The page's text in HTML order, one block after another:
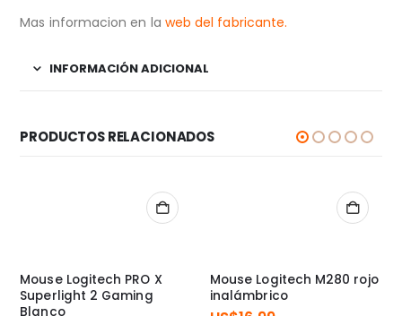
Mas informacion en la web del fabricante.
INFORMACIÓN ADICIONAL
PRODUCTOS RELACIONADOS
Mouse Logitech PRO X
Superlight 2 Gaming
Blanco
Mouse Logitech M280 rojo
inalámbrico